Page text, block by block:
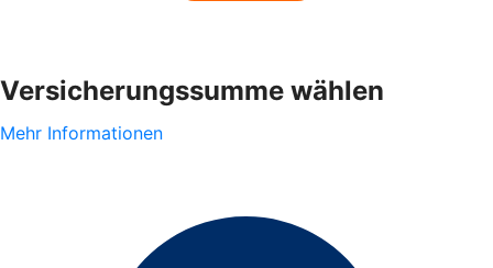
Versicherungssumme wählen
Mehr Informationen